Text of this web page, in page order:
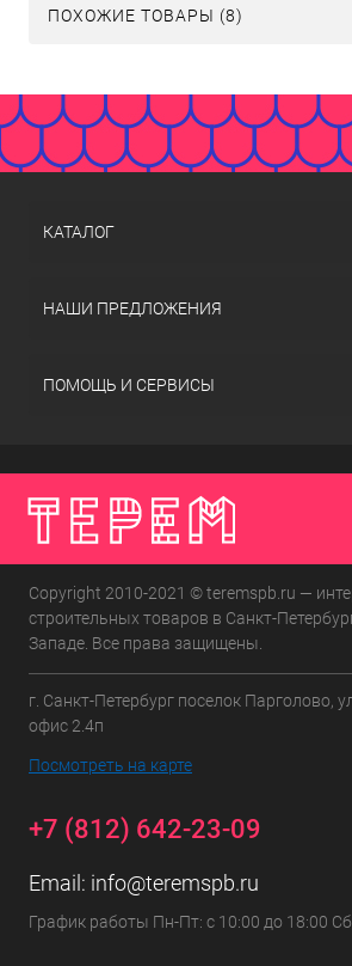
ПОХОЖИЕ ТОВАРЫ (8)
КАТАЛОГ
НАШИ ПРЕДЛОЖЕНИЯ
ПОМОЩЬ И СЕРВИСЫ
Copyright 2010-2021 © teremspb.ru —
строительных товаров в Санкт-
Западе. Все права защищены.
г. Санкт-Петербург поселок Парголово,
офис 2.4п
Посмотреть на карте
+7 (812) 642-23-09
Email: info@teremspb.ru
График работы Пн-Пт: с 10:00 до 18:00